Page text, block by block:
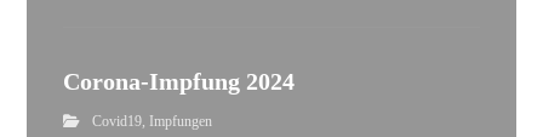
Corona-Impfung 2024
Covid19, Impfungen